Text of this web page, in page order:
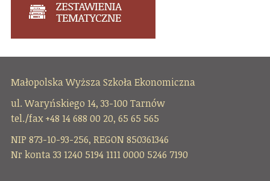
Małopolska Wyższa Szkoła Ekonomiczna
ul. Waryńskiego 14, 33-100 Tarnów
tel./fax +48 14 688 00 20, 65 65 565
NIP 873-10-93-256, REGON 850361346
Nr konta 33 1240 5194 1111 0000 5246 7190